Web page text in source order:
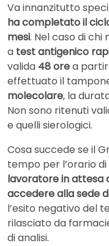
Va innanzitutto
ha completato il
mesi. Nel caso di
a test antigenico
valida 48 orea
effettuato il
molecolare, la
Non sono ritenuti
e quelli sierologici.
Cosa succede se il
tempo per l’orario
lavoratore in attesa
accedere alla sede
l’esito negativo del
rilasciato da
di analisi.